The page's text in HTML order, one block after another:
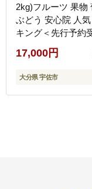
2kg)フルーツ 果物
ぶどう 安心院 人
キング＜先行予約
中！2026年8月下
順次発送予定＞＜
道 沖縄 離島配送不
農業協同組合 北
17,000円
大分県 宇佐市